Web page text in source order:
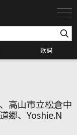
歌詞
高山市立松倉中
郷、Yoshie.N